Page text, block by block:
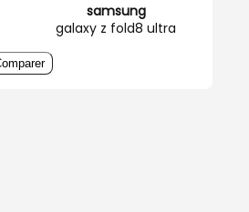
samsung
galaxy z fold8 ultra